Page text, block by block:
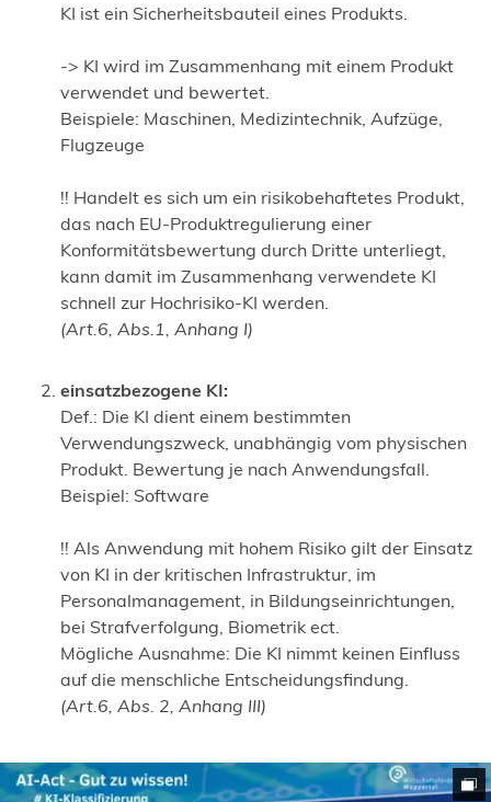
KI ist ein Sicherheitsbauteil eines Produkts.
-> KI wird im Zusammenhang mit einem Produkt
verwendet und bewertet.
Beispiele: Maschinen, Medizintechnik, Aufzüge,
Flugzeuge
!! Handelt es sich um ein risikobehaftetes Produkt,
das nach EU-Produktregulierung einer
Konformitätsbewertung durch Dritte unterliegt,
kann damit im Zusammenhang verwendete KI
schnell zur Hochrisiko-KI werden.
(Art.6, Abs.1, Anhang I)
einsatzbezogene KI:
Def.: Die KI dient einem bestimmten
Verwendungszweck, unabhängig vom physischen
Produkt. Bewertung je nach Anwendungsfall.
Beispiel: Software
!! Als Anwendung mit hohem Risiko gilt der Einsatz
von KI in der kritischen Infrastruktur, im
Personalmanagement, in Bildungseinrichtungen,
bei Strafverfolgung, Biometrik ect.
Mögliche Ausnahme: Die KI nimmt keinen Einfluss
auf die menschliche Entscheidungsfindung.
(Art.6, Abs. 2, Anhang III)